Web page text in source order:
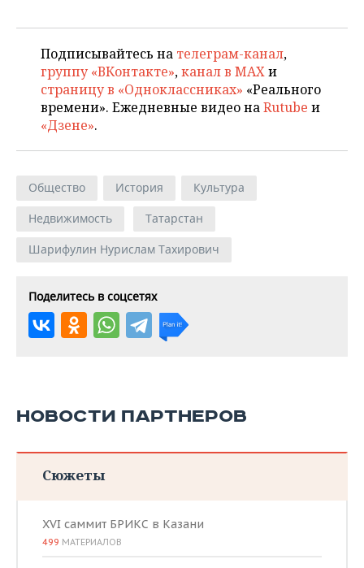
Подписывайтесь на телеграм-канал,
группу «ВКонтакте»,канал в MAXи
страницу в «Одноклассниках» «Реального
времени». Ежедневные видео наRutube и
«Дзене».
Общество История
Культура
Недвижимость
Татарстан
Шарифулин Нурислам Тахирович
Поделитесь в соцсетях
НОВОСТИ ПАРТНЕРОВ
Сюжеты
XVI саммит БРИКС в Казани
499 МАТЕРИАЛОВ